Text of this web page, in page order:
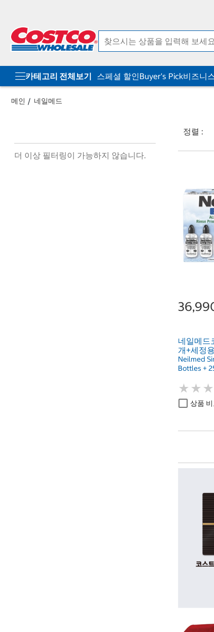
카테고리 전체보기 스페셜 할인Buyer's Pick비즈니
메인 네일메드
더 이상 필터링이 가능하지 않습니다.
정렬 :
네일메드
개+세정
Neilmed
Bottles +
★ ★ ★
★ ★ ★
상품